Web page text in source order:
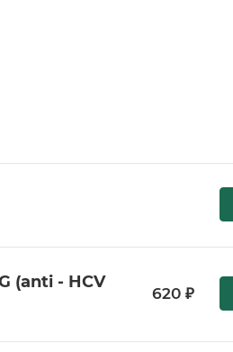
(anti - HCV
620 ₽